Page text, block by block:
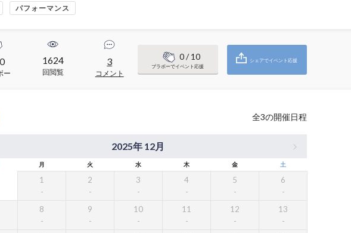
パフォーマンス
ー
1624
回閲覧
3
コメント
0/ 10
ブラボーでイベント応援
シェアでイベント応援
全3の開催日程
2025年 12月
月 火 水 木 金 土
1 2 3 4 5 6
8 9 10 11 12 13